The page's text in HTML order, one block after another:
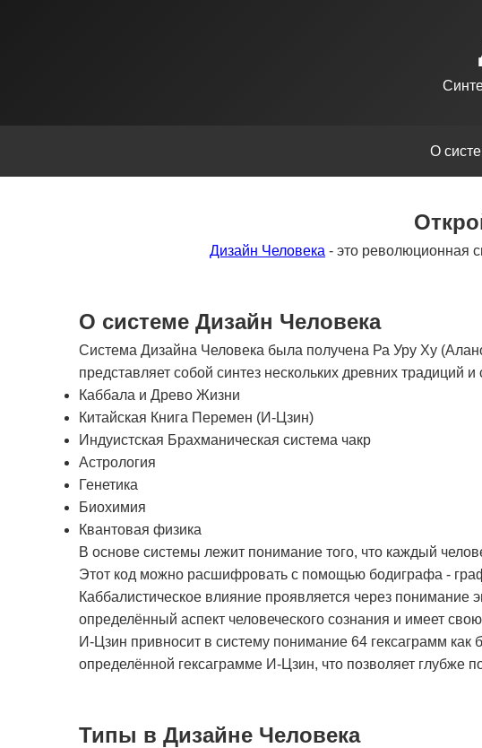
О
Дизайн Человека - это революционная
О системе Дизайн Человека
Система Дизайна Человека была получена Ра Уру Ху
представляет собой синтез нескольких древних традиций
Каббала и Древо Жизни
Китайская Книга Перемен (И-Цзин)
Индуистская Брахманическая система чакр
Астрология
Генетика
Биохимия
Квантовая физика
В основе системы лежит понимание того, что каждый
Этот код можно расшифровать с помощью бодиграфа -
Каббалистическое влияние проявляется через понимание
определённый аспект человеческого сознания и имеет
И-Цзин привносит в систему понимание 64 гексаграмм
определённой гексаграмме И-Цзин, что позволяет глубже
Типы в Дизайне Человека